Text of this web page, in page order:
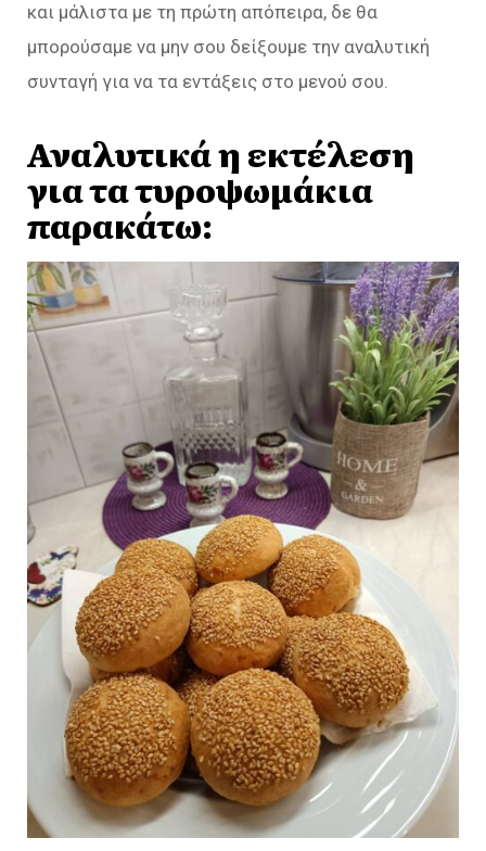
και μάλιστα με τη πρώτη απόπειρα, δε θα
μπορούσαμε να μην σου δείξουμε την αναλυτική
συνταγή για να τα εντάξεις στο μενού σου.
Αναλυτικά η εκτέλεση
για τα τυροψωμάκια
παρακάτω: